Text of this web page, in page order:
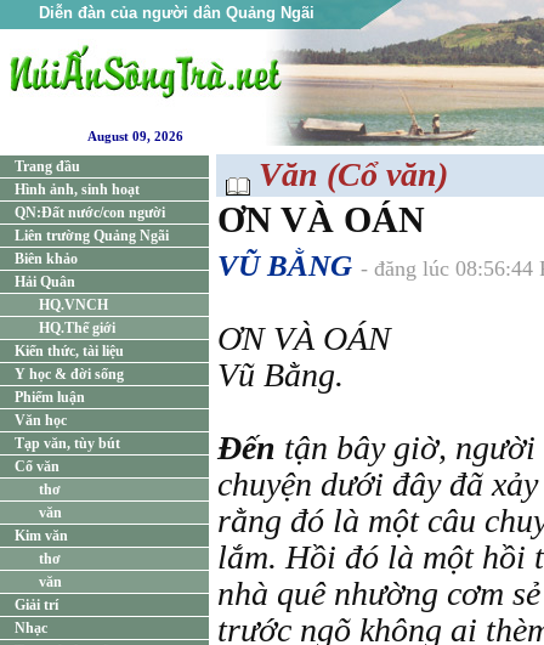
Diễn đàn của người dân Quảng Ngãi
August 09, 2026
Trang đầu
Hình ảnh, sinh hoạt
QN:Đất nước/con người
Liên trường Quảng Ngãi
Biên khảo
Hải Quân
HQ.VNCH
HQ.Thế giới
Kiến thức, tài liệu
Y học & đời sống
Phiếm luận
Văn học
Tạp văn, tùy bút
Cổ văn
thơ
văn
Kim văn
thơ
văn
Giải trí
Nhạc
Văn (Cổ văn)
ƠN VÀ OÁN
VŨ BẰNG - đăng lúc 08:56:44
ƠN VÀ OÁN
Vũ Bằng.
Đến tận bây giờ,
chuyện dưới đây đã
rằng đó là một câu
lắm. Hồi đó là một
nhà quê nhường cơm
trước ngõ không ai